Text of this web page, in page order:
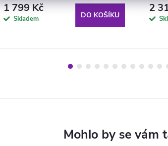
1 799 Kč
Skladem DO KOŠÍKU
2